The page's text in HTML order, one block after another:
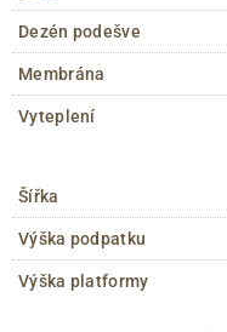
Dezén podešve
Membrána
Vyteplení
Šířka
Výška podpatku
Výška platformy